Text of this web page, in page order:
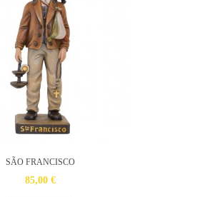
SÃO FRANCISCO
85,00 €